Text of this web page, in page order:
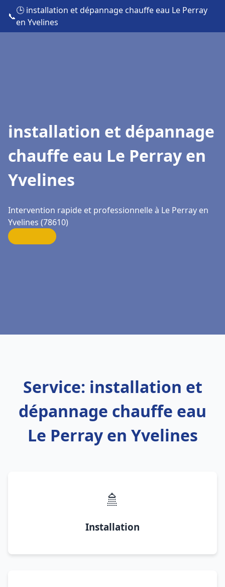
📞
🕒 installation et dépannage chauffe eau Le Perray
en Yvelines
installation et dépannage
chauffe eau Le Perray en
Yvelines
Intervention rapide et professionnelle à Le Perray en
Yvelines (78610)
Service: installation et
dépannage chauffe eau
Le Perray en Yvelines
🚿
Installation